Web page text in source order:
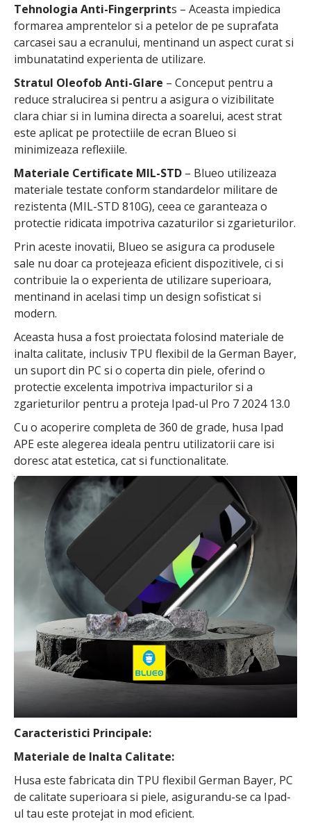
Tehnologia Anti-Fingerprints – Aceasta impiedica
formarea amprentelor si a petelor de pe suprafata
carcasei sau a ecranului, mentinand un aspect curat si
imbunatatind experienta de utilizare.
Stratul Oleofob Anti-Glare – Conceput pentru a
reduce stralucirea si pentru a asigura o vizibilitate
clara chiar si in lumina directa a soarelui, acest strat
este aplicat pe protectiile de ecran Blueo si
minimizeaza reflexiile.
Materiale Certificate MIL-STD – Blueo utilizeaza
materiale testate conform standardelor militare de
rezistenta (MIL-STD 810G), ceea ce garanteaza o
protectie ridicata impotriva cazaturilor si zgarieturilor.
Prin aceste inovatii, Blueo se asigura ca produsele
sale nu doar ca protejeaza eficient dispozitivele, ci si
contribuie la o experienta de utilizare superioara,
mentinand in acelasi timp un design sofisticat si
modern.
Aceasta husa a fost proiectata folosind materiale de
inalta calitate, inclusiv TPU flexibil de la German Bayer,
un suport din PC si o coperta din piele, oferind o
protectie excelenta impotriva impacturilor si a
zgarieturilor pentru a proteja Ipad-ul Pro 7 2024 13.0
Cu o acoperire completa de 360 de grade, husa Ipad
APE este alegerea ideala pentru utilizatorii care isi
doresc atat estetica, cat si functionalitate.
Caracteristici Principale:
Materiale de Inalta Calitate:
Husa este fabricata din TPU flexibil German Bayer, PC
de calitate superioara si piele, asigurandu-se ca Ipad-
ul tau este protejat in mod eficient.